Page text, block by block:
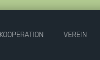
KOOPERATION VEREIN